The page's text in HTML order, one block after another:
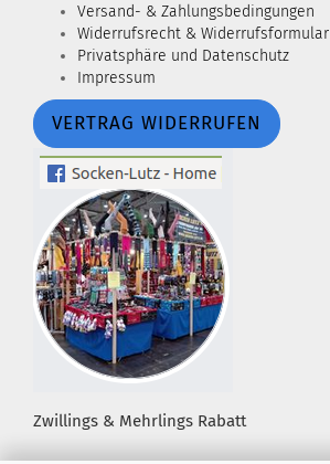
Versand- & Zahlungsbedingungen
Widerrufsrecht & Widerrufsformular
Privatsphäre und Datenschutz
Impressum
VERTRAG WIDERRUFEN
Zwillings & Mehrlings Rabatt